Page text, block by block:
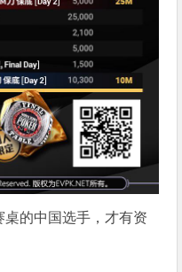
的中国选手，才有资